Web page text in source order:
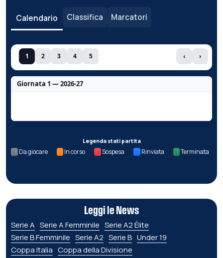
Calendario Classifica Marcatori
1 2 3 4 5 ‹ ›
Giornata 1 — 2026-27
Legenda stati partita
Da giocare In corso Sospesa Rinviata Terminata
Leggi le News
Serie A Serie A Femminile Serie A2 Élite
Serie B Femminile Serie A2 Serie B Under 19
Coppa Italia Coppa della Divisione